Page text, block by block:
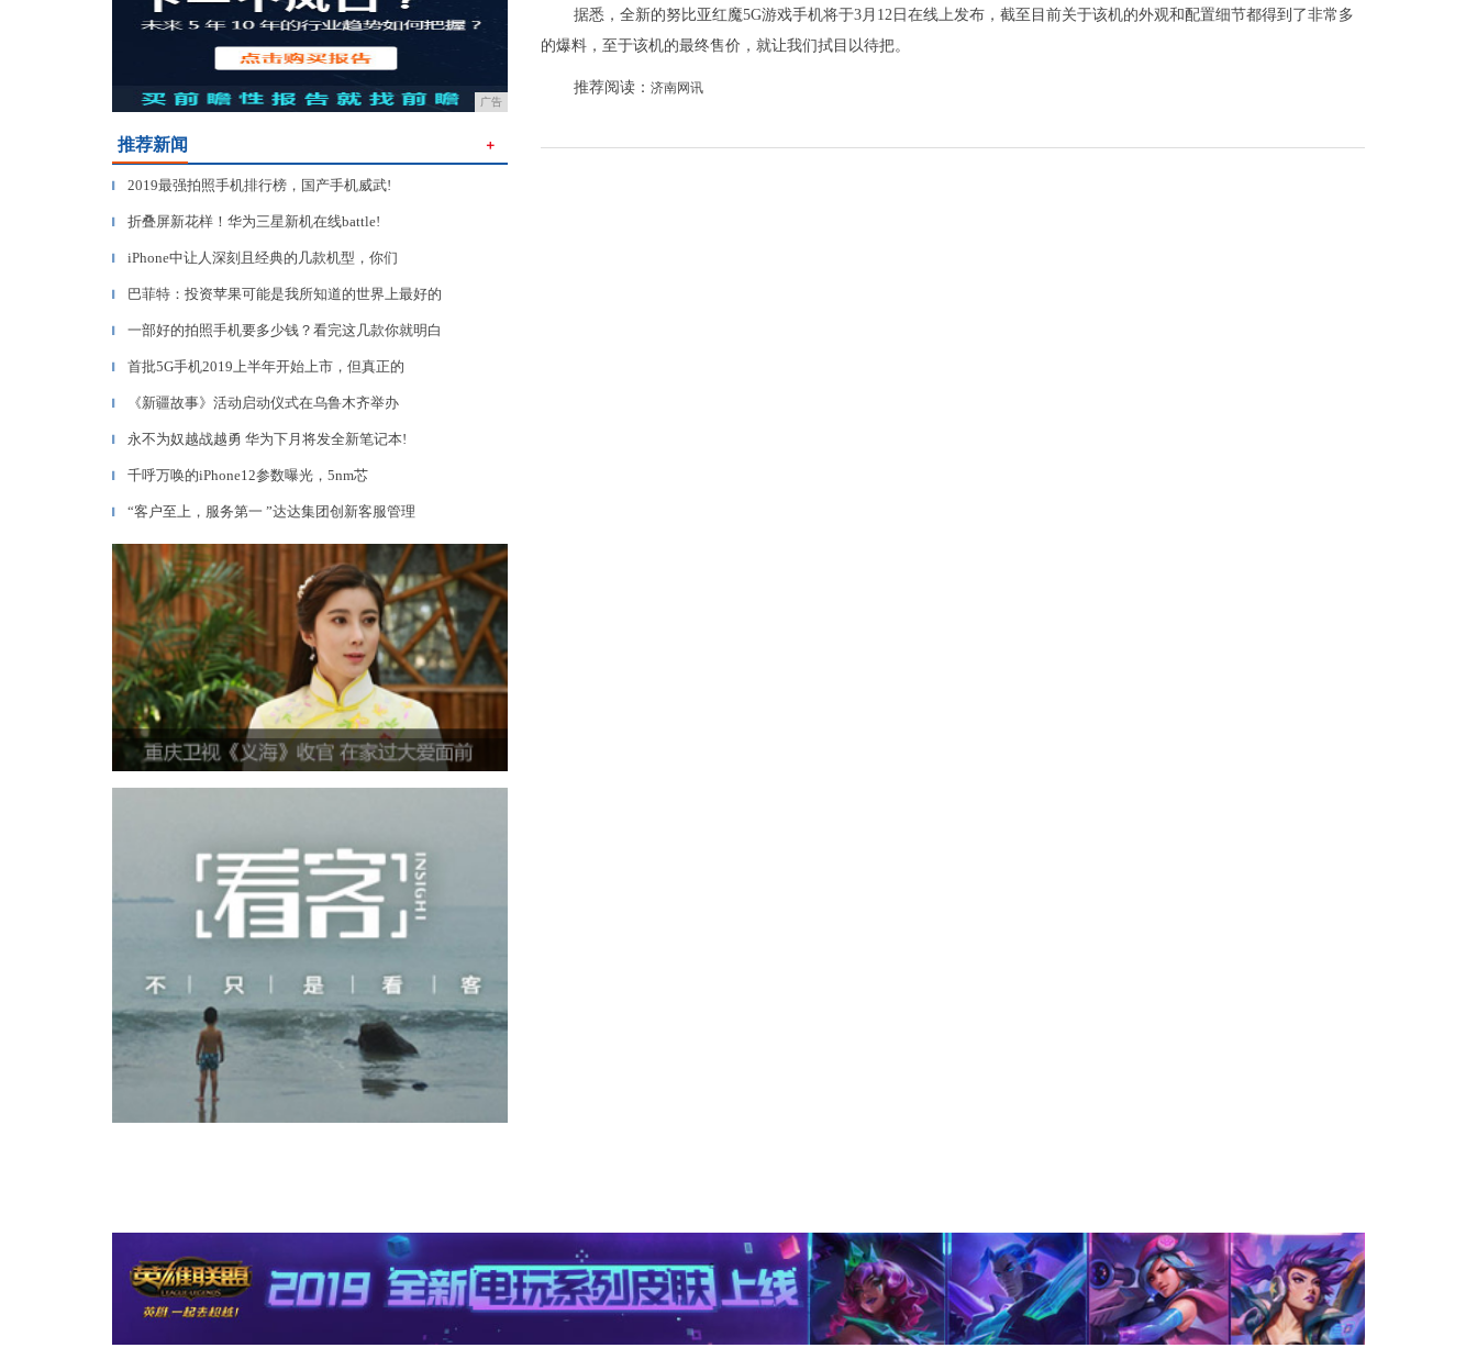
广告
推荐新闻 ＋
▎ 2019最强拍照手机排行榜，国产手机威武!
▎ 折叠屏新花样！华为三星新机在线battle!
▎ iPhone中让人深刻且经典的几款机型，你们
▎ 巴菲特：投资苹果可能是我所知道的世界上最好的
▎ 一部好的拍照手机要多少钱？看完这几款你就明白
▎ 首批5G手机2019上半年开始上市，但真正的
▎ 《新疆故事》活动启动仪式在乌鲁木齐举办
▎ 永不为奴越战越勇 华为下月将发全新笔记本!
▎ 千呼万唤的iPhone12参数曝光，5nm芯
▎ “客户至上，服务第一 ”达达集团创新客服管理
据悉，全新的努比亚红魔5G游戏手机将于3月12日在线上发布，截至目前关于该机的外观和配置细节都得到了非常多
的爆料，至于该机的最终售价，就让我们拭目以待把。
推荐阅读： 济南网讯